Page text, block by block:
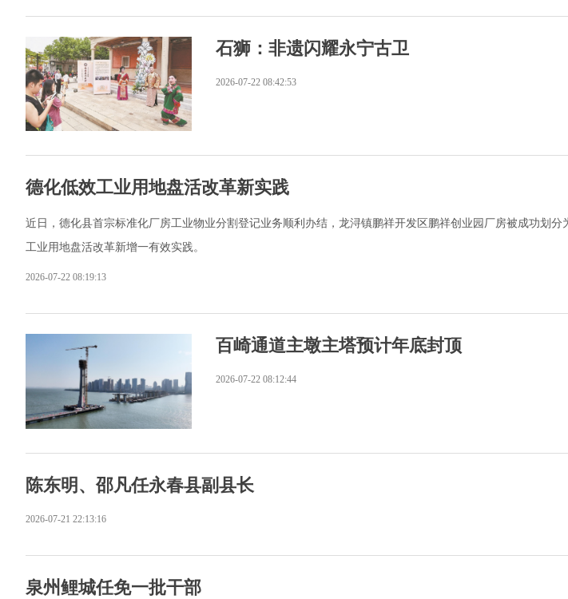
石狮：非遗闪耀永宁古卫
2026-07-22 08:42:53
德化低效工业用地盘活改革新实践
近日，德化县首宗标准化厂房工业物业分割登记业务顺利办结，龙浔镇鹏祥开发区鹏祥创业园厂房被成功划分
工业用地盘活改革新增一有效实践。
2026-07-22 08:19:13
百崎通道主墩主塔预计年底封顶
2026-07-22 08:12:44
陈东明、邵凡任永春县副县长
2026-07-21 22:13:16
泉州鲤城任免一批干部